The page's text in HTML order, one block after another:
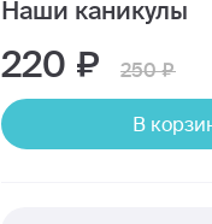
Наши каникулы
220 250
В